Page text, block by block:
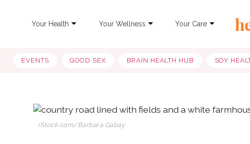
Your Health Your Wellness Your Care
EVENTS GOOD SEX BRAIN HEALTH HUB SOY
iStock.com/Barbara Gabay